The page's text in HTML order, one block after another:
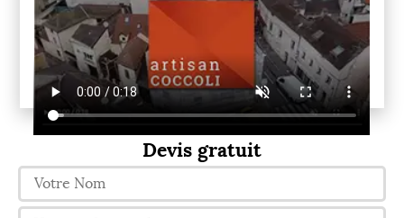
Devis gratuit